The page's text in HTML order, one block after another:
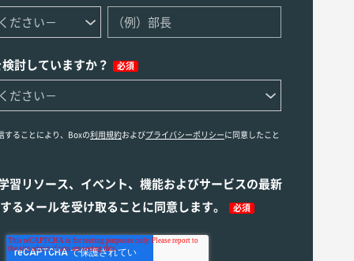
討していますか？ 必須
することにより、Boxの利用規約およびプライバシーポリシーに同意したこと
習リソース、イベント、機能およびサービスの最新
るメールを受け取ることに同意します。
必須